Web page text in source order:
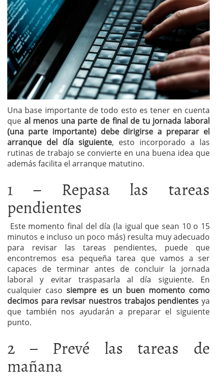
Una base importante de todo esto es tener en cuenta
que al menos una parte de final de tu jornada laboral
(una parte importante) debe dirigirse a preparar el
arranque del día siguiente, esto incorporado a las
rutinas de trabajo se convierte en una buena idea que
además facilita el arranque matutino.
1 – Repasa las tareas
pendientes
Este momento final del día (la igual que sean 10 o 15
minutos e incluso un poco más) resulta muy adecuado
para revisar las tareas pendientes, puede que
encontremos esa pequeña tarea que vamos a ser
capaces de terminar antes de concluir la jornada
laboral y evitar traspasarla al día siguiente. En
cualquier caso siempre es un buen momento como
decimos para revisar nuestros trabajos pendientes ya
que también nos ayudarán a preparar el siguiente
punto.
2 – Prevé las tareas de
mañana